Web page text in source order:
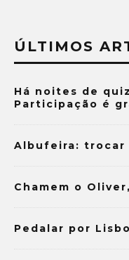
ÚLTIMOS
Há noites de
Participação é
Albufeira: trocar
Chamem o
Pedalar por